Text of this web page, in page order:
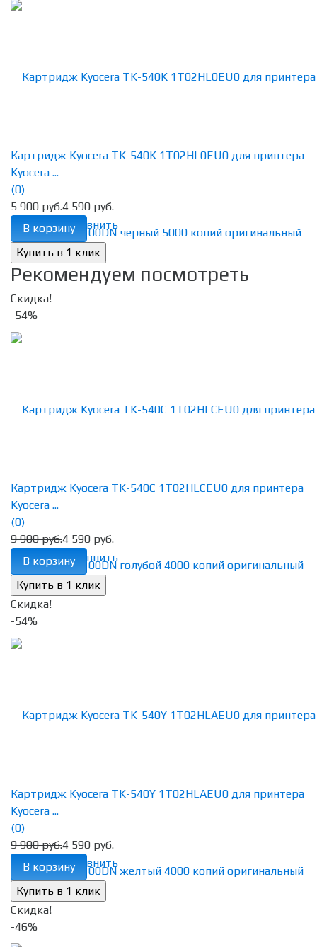
избранное сравнить
Картридж Kyocera TK-540K 1T02HL0EU0 для принтера
Kyocera ...
(0)
5 900 руб.4 590 руб.
В корзину
Рекомендуем посмотреть
Скидка!
-54%
избранное сравнить
Картридж Kyocera TK-540C 1T02HLCEU0 для принтера
Kyocera ...
(0)
9 900 руб.4 590 руб.
В корзину
Скидка!
-54%
избранное сравнить
Картридж Kyocera TK-540Y 1T02HLAEU0 для принтера
Kyocera ...
(0)
9 900 руб.4 590 руб.
В корзину
Скидка!
-46%